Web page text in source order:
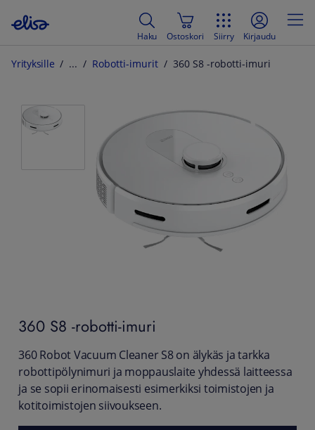
Haku Ostoskori Siirry Kirjaudu
Yrityksille Robotti-imurit 360 S8 -robotti-imuri
360 S8 -robotti-imuri
360 Robot Vacuum Cleaner S8 on älykäs ja tarkka
robottipölynimuri ja moppauslaite yhdessä laitteessa
ja se sopii erinomaisesti esimerkiksi toimistojen ja
kotitoimistojen siivoukseen.